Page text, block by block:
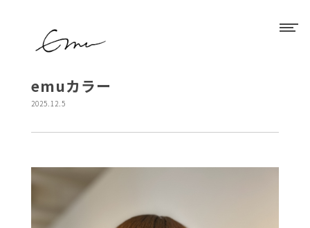
emuカラー
2025.12.5